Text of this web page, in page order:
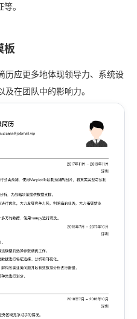
。
板
历应更多地体现领导力、系统设
在团队中的影响力。